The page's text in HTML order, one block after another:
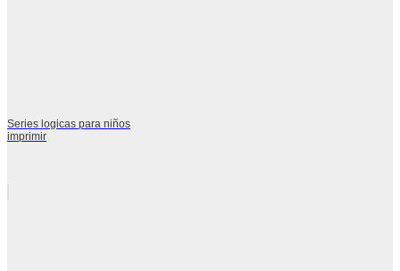
Series logicas para niños
imprimir